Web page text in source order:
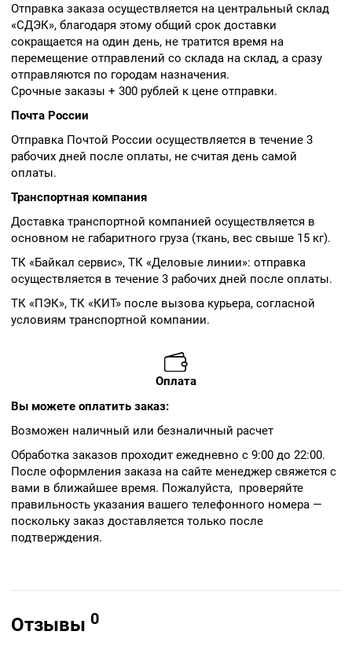
Отправка заказа осуществляется на центральный склад
«СДЭК», благодаря этому общий срок доставки
сокращается на один день, не тратится время на
перемещение отправлений со склада на склад, а сразу
отправляются по городам назначения.
Срочные заказы + 300 рублей к цене отправки.
Почта России
Отправка Почтой России осуществляется в течение 3
рабочих дней после оплаты, не считая день самой
оплаты.
Транспортная компания
Доставка транспортной компанией осуществляется в
основном не габаритного груза (ткань, вес свыше 15 кг).
ТК «Байкал сервис», ТК «Деловые линии»: отправка
осуществляется в течение 3 рабочих дней после оплаты.
ТК «ПЭК», ТК «КИТ» после вызова курьера, согласной
условиям транспортной компании.
Оплата
Вы можете оплатить заказ:
Возможен наличный или безналичный расчет
Обработка заказов проходит ежедневно с 9:00 до 22:00.
После оформления заказа на сайте менеджер свяжется с
вами в ближайшее время. Пожалуйста, проверяйте
правильность указания вашего телефонного номера —
поскольку заказ доставляется только после
подтверждения.
Отзывы 0